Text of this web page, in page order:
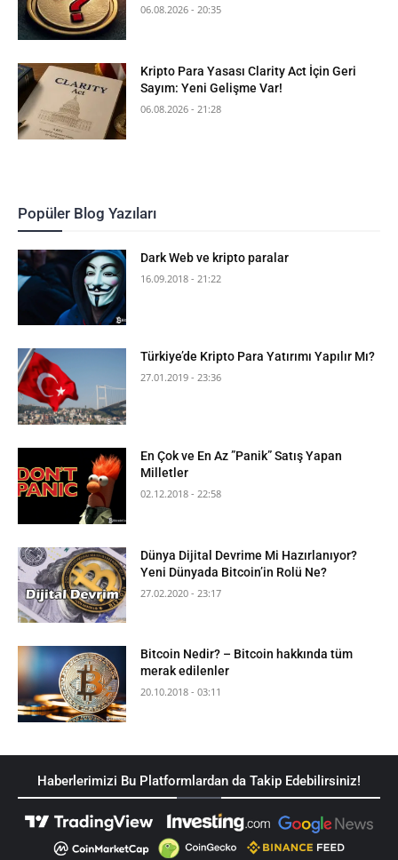
06.08.2026 - 20:35
Kripto Para Yasası Clarity Act İçin Geri
Sayım: Yeni Gelişme Var!
06.08.2026 - 21:28
Popüler Blog Yazıları
Dark Web ve kripto paralar
16.09.2018 - 21:22
Türkiye’de Kripto Para Yatırımı Yapılır Mı?
27.01.2019 - 23:36
En Çok ve En Az ”Panik” Satış Yapan
Milletler
02.12.2018 - 22:58
Dünya Dijital Devrime Mi Hazırlanıyor?
Yeni Dünyada Bitcoin’in Rolü Ne?
27.02.2020 - 23:17
Bitcoin Nedir? – Bitcoin hakkında tüm
merak edilenler
20.10.2018 - 03:11
Haberlerimizi Bu Platformlardan da Takip Edebilirsiniz!